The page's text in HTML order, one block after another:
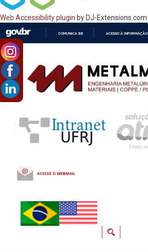
Web Accessibility plugin by DJ-Extensions.com
CONTEÚDO
COMUNICA BR ACESSO À INFORMAÇÃO